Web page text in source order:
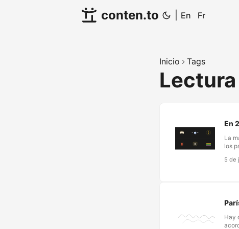
conten.to En Fr
Inicio Tags
Lectura
En
La
los
5 de
Hay